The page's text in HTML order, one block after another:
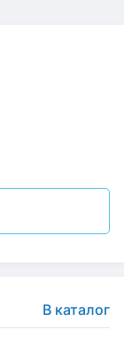
В каталог